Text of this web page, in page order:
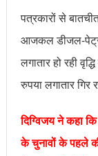
पत्रकारों से
आजकल डीजल-
लगातार हो रही
रुपया लगातार गिर
दिग्विजय ने कहा
के चुनावों के पहले